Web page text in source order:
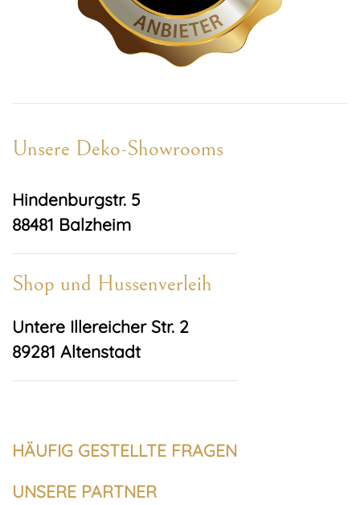
Unsere Deko-Showrooms
Hindenburgstr. 5
88481 Balzheim
Shop und Hussenverleih
Untere Illereicher Str. 2
89281 Altenstadt
HÄUFIG GESTELLTE FRAGEN
UNSERE PARTNER